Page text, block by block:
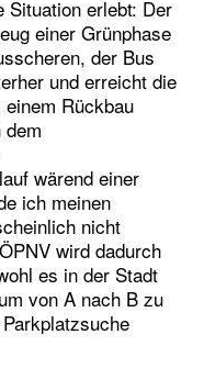
Situation erlebt: Der
einer Grünphase
der Bus
und erreicht die
Rückbau
wärend einer
ich meinen
nicht
wird dadurch
es in der Stadt
von A nach B zu